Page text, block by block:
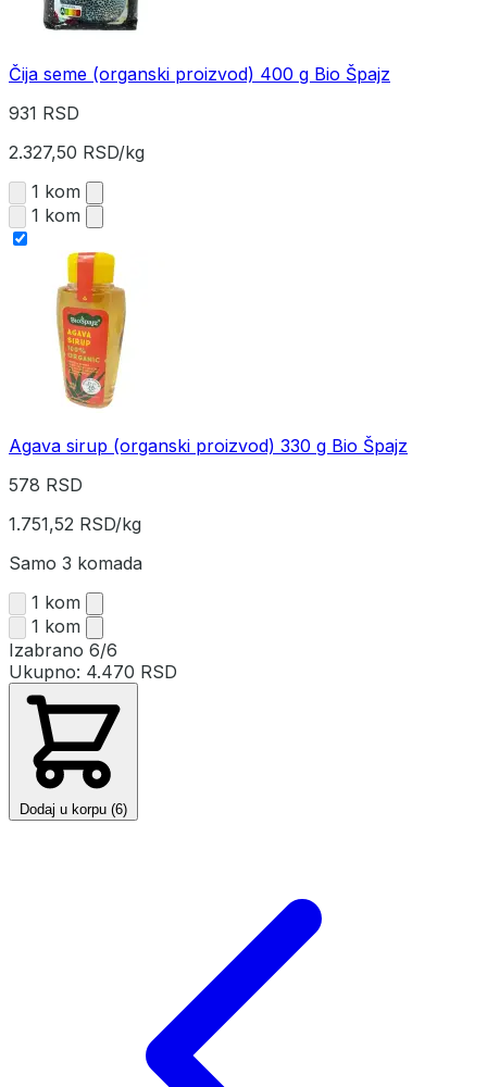
Čija seme (organski proizvod) 400 g Bio Špajz
931 RSD
2.327,50 RSD/kg
1 kom
1 kom
Agava sirup (organski proizvod) 330 g Bio Špajz
578 RSD
1.751,52 RSD/kg
Samo 3 komada
1 kom
1 kom
Izabrano 6/6
Ukupno: 4.470 RSD
Dodaj u korpu (6)